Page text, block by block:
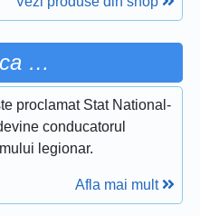
…
proclamat Stat National-
conducatorul
legionar.
Afla mai mult